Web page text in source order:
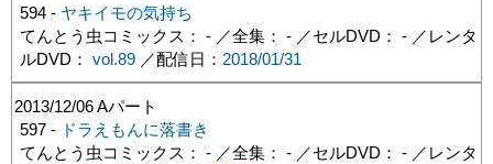
594 - ヤキイモの気持ち
てんとう虫コミックス： - ／全集： - ／セルDVD： - ／レンタ
ルDVD： vol.89／配信日： 2018/01/31
2013/12/06Aパート
597 - ドラえもんに落書き
てんとう虫コミックス： - ／全集： - ／セルDVD： - ／レンタ